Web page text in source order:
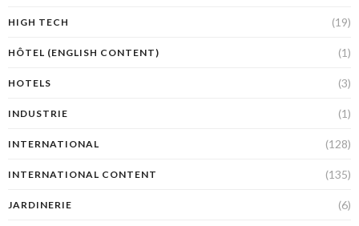
HIGH TECH (19)
HÔTEL (ENGLISH CONTENT) (1)
HOTELS (3)
INDUSTRIE (1)
INTERNATIONAL (128)
INTERNATIONAL CONTENT (135)
JARDINERIE (6)